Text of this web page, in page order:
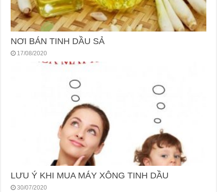
NƠI BÁN TINH DẦU SẢ
17/08/2020
LƯU Ý KHI MUA MÁY XÔNG TINH DẦU
30/07/2020